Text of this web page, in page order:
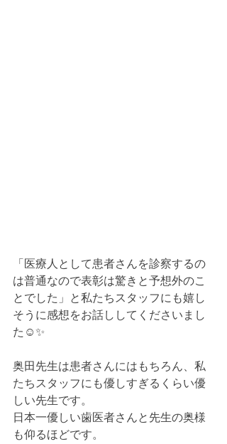
「医療人として患者さんを診察するの
は普通なので表彰は驚きと予想外のこ
とでした」と私たちスタッフにも嬉し
そうに感想をお話ししてくださいまし
た☺️✨
奥田先生は患者さんにはもちろん、私
たちスタッフにも優しすぎるくらい優
しい先生です。
日本一優しい歯医者さんと先生の奥様
も仰るほどです。